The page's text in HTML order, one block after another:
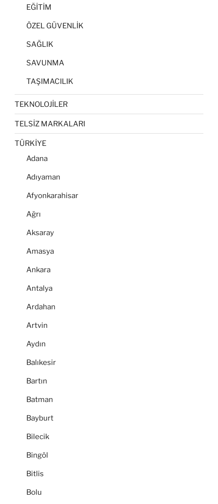
EĞİTİM
ÖZEL GÜVENLİK
SAĞLIK
SAVUNMA
TAŞIMACILIK
TEKNOLOJİLER
TELSİZ MARKALARI
TÜRKİYE
Adana
Adıyaman
Afyonkarahisar
Ağrı
Aksaray
Amasya
Ankara
Antalya
Ardahan
Artvin
Aydın
Balıkesir
Bartın
Batman
Bayburt
Bilecik
Bingöl
Bitlis
Bolu